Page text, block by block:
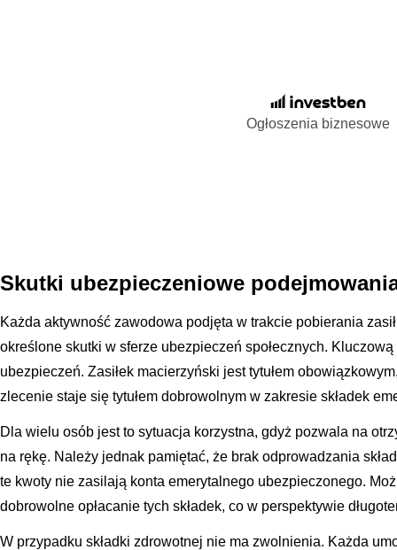
Ogłoszenia biznesowe
Skutki ubezpieczeniowe
Każda aktywność zawodowa podjęta w trakcie pobierania
określone skutki w sferze ubezpieczeń społecznych.
ubezpieczeń. Zasiłek macierzyński jest tytułem
zlecenie staje się tytułem dobrowolnym w zakresie składek
Dla wielu osób jest to sytuacja korzystna, gdyż pozwala na
na rękę. Należy jednak pamiętać, że brak odprowadzania
te kwoty nie zasilają konta emerytalnego ubezpieczonego.
dobrowolne opłacanie tych składek, co w perspektywie
W przypadku składki zdrowotnej nie ma zwolnienia. Każda